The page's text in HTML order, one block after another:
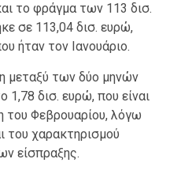
το φράγμα των 113 δισ.
σε 113,04 δισ. ευρώ,
ήταν τον Ιανουάριο.
μεταξύ των δύο μηνών
1,78 δισ. ευρώ, που είναι
του Φεβρουαρίου, λόγω
του χαρακτηρισμού
είσπραξης.